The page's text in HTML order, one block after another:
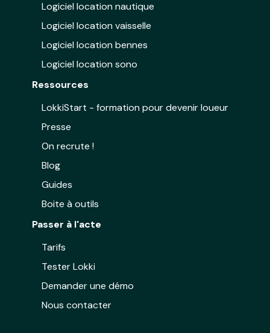
Logiciel location nautique
Logiciel location vaisselle
Logiciel location bennes
Logiciel location sono
Ressources
LokkiStart - formation pour devenir loueur
Presse
On recrute !
Blog
Guides
Boite à outils
Passer à l'acte
Tarifs
Tester Lokki
Demander une démo
Nous contacter